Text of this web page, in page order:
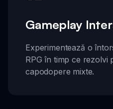
Gameplay
Experimentează o
RPG în timp ce rezolvi
capodopere mixte.